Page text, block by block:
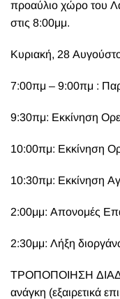
προαύλιο χώρο του
στις 8:00μμ.
Κυριακή, 28
7:00πμ – 9:00πμ :
9:30πμ: Εκκίνηση
10:00πμ: Εκκίνηση
10:30πμ: Εκκίνηση
2:00μμ: Απονομές
2:30μμ: Λήξη
ΤΡΟΠΟΠΟΙΗΣΗ
ανάγκη (εξαιρετικά